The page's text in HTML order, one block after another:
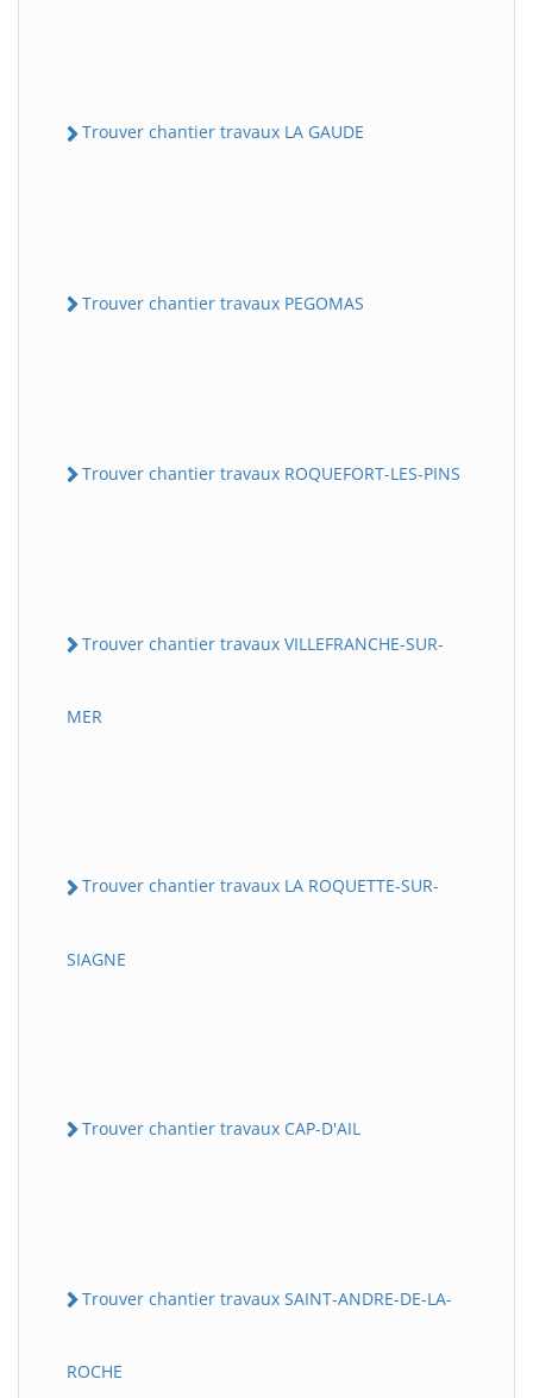
Trouver chantier travaux LA GAUDE
Trouver chantier travaux PEGOMAS
Trouver chantier travaux ROQUEFORT-LES-PINS
Trouver chantier travaux VILLEFRANCHE-SUR-
MER
Trouver chantier travaux LA ROQUETTE-SUR-
SIAGNE
Trouver chantier travaux CAP-D'AIL
Trouver chantier travaux SAINT-ANDRE-DE-LA-
ROCHE